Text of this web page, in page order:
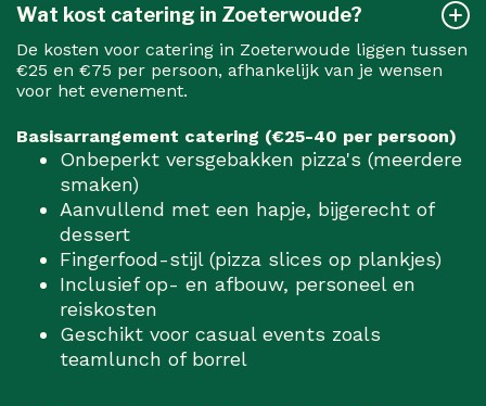
Wat kost catering in Zoeterwoude?
De kosten voor catering in Zoeterwoude liggen tussen
€25 en €75 per persoon, afhankelijk van je wensen
voor het evenement.
Basisarrangement catering (€25-40 per persoon)
Onbeperkt versgebakken pizza's (meerdere
smaken)
Aanvullend met een hapje, bijgerecht of
dessert
Fingerfood-stijl (pizza slices op plankjes)
Inclusief op- en afbouw, personeel en
reiskosten
Geschikt voor casual events zoals
teamlunch of borrel